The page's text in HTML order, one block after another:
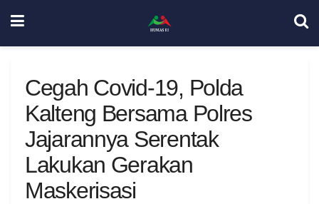
Cegah Covid-19, Polda
Kalteng Bersama Polres
Jajarannya Serentak
Lakukan Gerakan
Maskerisasi